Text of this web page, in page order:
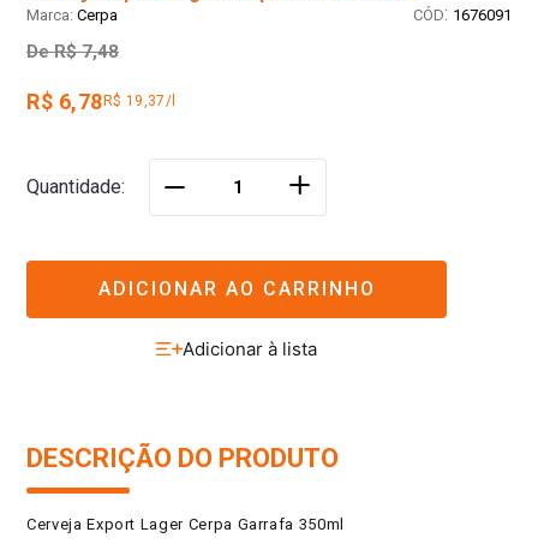
Cerpa : 1676091
De R$ 7,48
R$ 6,78 R$ 19,37/l
Quantidade ＋
ADICIONAR AO CARRINHO
DESCRIÇÃO DO PRODUTO
Cerveja Export Lager Cerpa Garrafa 350ml